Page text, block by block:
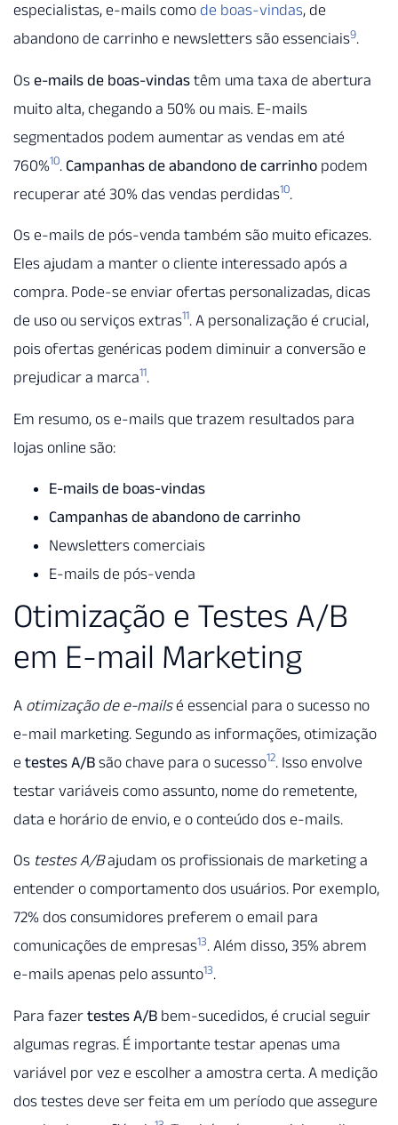
especialistas, e-mails como de boas-vindas, de
abandono de carrinho e newsletters são essenciais9.
Os e-mails de boas-vindas têm uma taxa de abertura
muito alta, chegando a 50% ou mais. E-mails
segmentados podem aumentar as vendas em até
760%10. Campanhas de abandono de carrinho podem
recuperar até 30% das vendas perdidas10.
Os e-mails de pós-venda também são muito eficazes.
Eles ajudam a manter o cliente interessado após a
compra. Pode-se enviar ofertas personalizadas, dicas
de uso ou serviços extras11. A personalização é crucial,
pois ofertas genéricas podem diminuir a conversão e
prejudicar a marca11.
Em resumo, os e-mails que trazem resultados para
lojas online são:
E-mails de boas-vindas
Campanhas de abandono de carrinho
Newsletters comerciais
E-mails de pós-venda
Otimização e Testes A/B
em E-mail Marketing
A otimização de e-mailsé essencial para o sucesso no
e-mail marketing. Segundo as informações, otimização
e testes A/B são chave para o sucesso12. Isso envolve
testar variáveis como assunto, nome do remetente,
data e horário de envio, e o conteúdo dos e-mails.
Os testes A/Bajudam os profissionais de marketing a
entender o comportamento dos usuários. Por exemplo,
72% dos consumidores preferem o email para
comunicações de empresas13. Além disso, 35% abrem
e-mails apenas pelo assunto13.
Para fazer testes A/B bem-sucedidos, é crucial seguir
algumas regras. É importante testar apenas uma
variável por vez e escolher a amostra certa. A medição
dos testes deve ser feita em um período que assegure